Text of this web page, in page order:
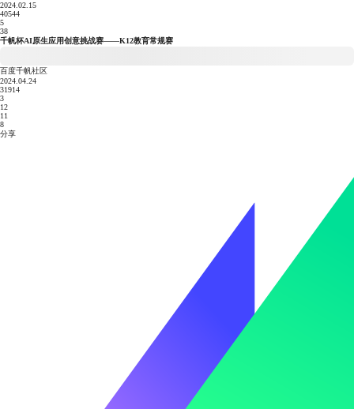
2024.02.15
40544
5
38
千帆杯AI原生应用创意挑战赛——K12教育常规赛
百度千帆社区
2024.04.24
31914
3
12
11
8
分享